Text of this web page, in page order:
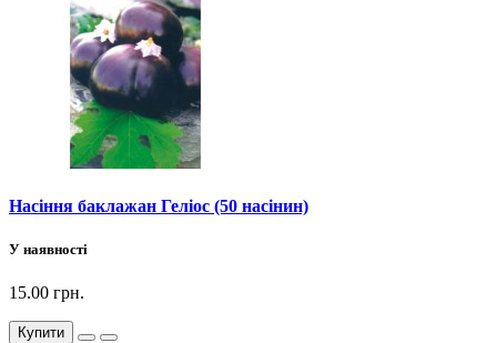
Насіння баклажан Геліос (50 насінин)
У наявності
15.00 грн.
Купити